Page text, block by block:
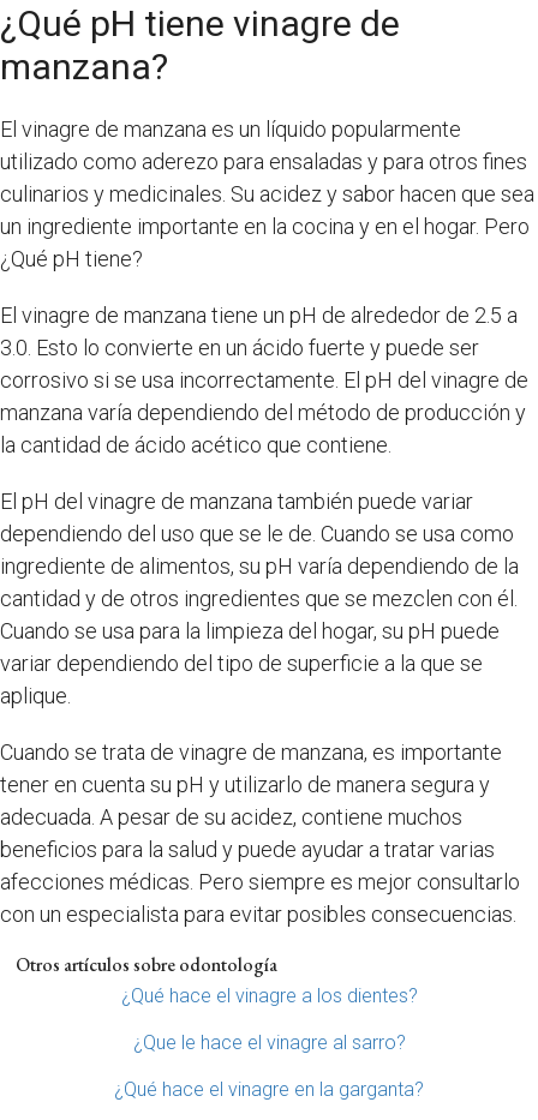
¿Qué pH tiene vinagre de
manzana?
El vinagre de manzana es un líquido popularmente
utilizado como aderezo para ensaladas y para otros fines
culinarios y medicinales. Su acidez y sabor hacen que sea
un ingrediente importante en la cocina y en el hogar. Pero
¿Qué pH tiene?
El vinagre de manzana tiene un pH de alrededor de 2.5 a
3.0. Esto lo convierte en un ácido fuerte y puede ser
corrosivo si se usa incorrectamente. El pH del vinagre de
manzana varía dependiendo del método de producción y
la cantidad de ácido acético que contiene.
El pH del vinagre de manzana también puede variar
dependiendo del uso que se le de. Cuando se usa como
ingrediente de alimentos, su pH varía dependiendo de la
cantidad y de otros ingredientes que se mezclen con él.
Cuando se usa para la limpieza del hogar, su pH puede
variar dependiendo del tipo de superficie a la que se
aplique.
Cuando se trata de vinagre de manzana, es importante
tener en cuenta su pH y utilizarlo de manera segura y
adecuada. A pesar de su acidez, contiene muchos
beneficios para la salud y puede ayudar a tratar varias
afecciones médicas. Pero siempre es mejor consultarlo
con un especialista para evitar posibles consecuencias.
Otros artículos sobre odontología
¿Qué hace el vinagre a los dientes?
¿Que le hace el vinagre al sarro?
¿Qué hace el vinagre en la garganta?